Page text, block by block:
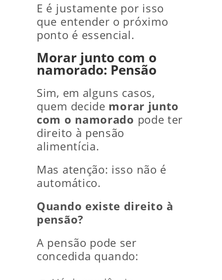
E é justamente por isso
que entender o próximo
ponto é essencial.
Morar junto com o
namorado: Pensão
Sim, em alguns casos,
quem decide morar junto
com o namorado pode ter
direito à pensão
alimentícia.
Mas atenção: isso não é
automático.
Quando existe direito à
pensão?
A pensão pode ser
concedida quando: